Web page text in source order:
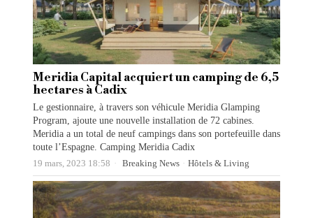
Meridia Capital acquiert un camping de 6,5
hectares à Cadix
Le gestionnaire, à travers son véhicule Meridia Glamping
Program, ajoute une nouvelle installation de 72 cabines.
Meridia a un total de neuf campings dans son portefeuille dans
toute l’Espagne. Camping Meridia Cadix
19 mars, 2023 18:58 Breaking News · Hôtels & Living